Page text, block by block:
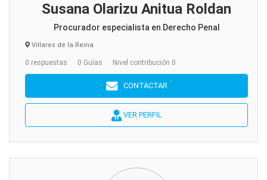
Susana Olarizu Anitua Roldan
Procurador especialista en Derecho Penal
Villares de la Reina
0 respuestas 0 Guías Nivel contribución 0
CONTACTAR
VER PERFIL